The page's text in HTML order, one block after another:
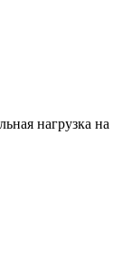
нагрузка на